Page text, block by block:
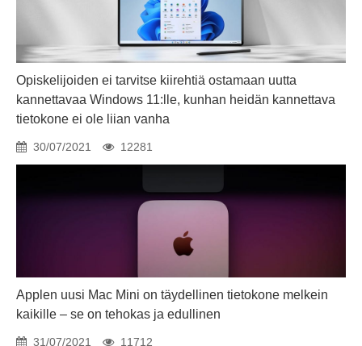
Opiskelijoiden ei tarvitse kiirehtiä ostamaan uutta
kannettavaa Windows 11:lle, kunhan heidän kannettava
tietokone ei ole liian vanha
30/07/2021 12281
Applen uusi Mac Mini on täydellinen tietokone melkein
kaikille – se on tehokas ja edullinen
31/07/2021 11712